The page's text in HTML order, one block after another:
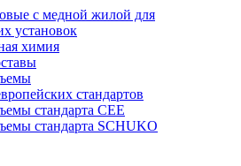
с медной жилой для
установок
химия
стандартов
стандарта CEE
стандарта SCHUKO